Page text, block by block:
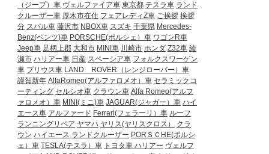
（ジープ）車 ヴェルファイア車 東京都 テスラ車 ランド
クルーザー車 厚木市在住 フェアレディZ車 ご挨拶 挨拶
分 スバル車 藤沢市 NBOX車 スズキ 千葉県 Mercedes-
Benz(ベンツ)車 PORSCHE(ポルシェ）車 ワゴンR車
Jeep車 足柄上郡 大和市 MINI車 川崎市 ホンダ Z32車 綾
瀬市 ハリアー車 日産 スペーシア車 フォルクスワーゲン
車 プリウス車 LAND ROVER（レンジローバー）車
謹賀新年 AlfaRomeo(アルファロメオ）車 セラミックコ
ーティング セルシオ車 クラウン車 Alfa Romeo(アルフ
ァロメオ）車 MINI(ミニ)車 JAGUAR(ジャガー）車 ハイ
エース車 アルファード Ferrari(フェラーリ）車 ルーフ
ランニングリペア ヤマハ ヤリス(ヤリスクロス）
クラ
ウン ハイエース ランドクルーザー PORＳＣHE(ポルシ
ェ）車 TESLA(テスラ）車 トヨタ車 ハリアー ヴェルフ